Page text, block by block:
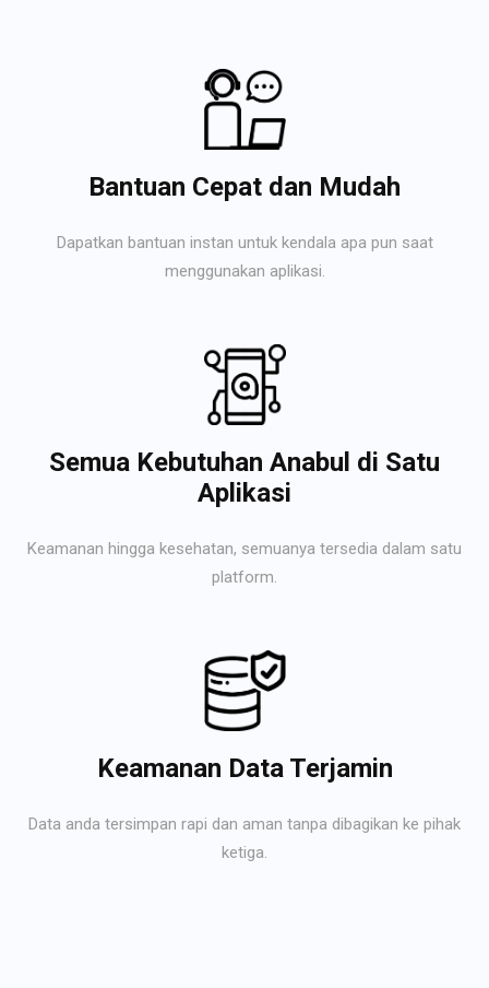
Bantuan Cepat dan Mudah
Dapatkan bantuan instan untuk kendala apa pun saat
menggunakan aplikasi.
Semua Kebutuhan Anabul di Satu
Aplikasi
Keamanan hingga kesehatan, semuanya tersedia dalam satu
platform.
Keamanan Data Terjamin
Data anda tersimpan rapi dan aman tanpa dibagikan ke pihak
ketiga.